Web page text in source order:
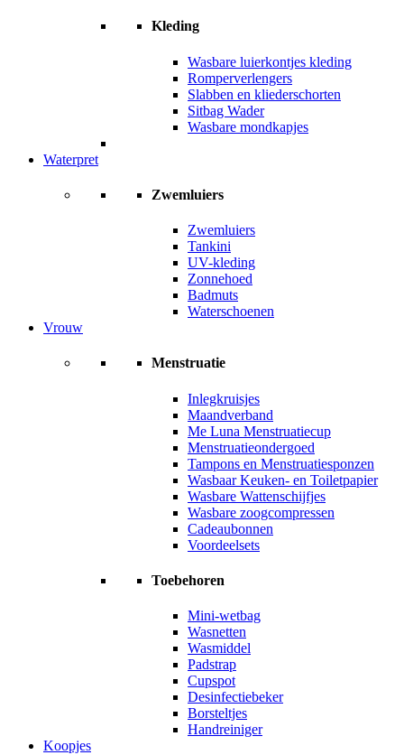
Kleding
Wasbare luierkontjes kleding
Romperverlengers
Slabben en kliederschorten
Sitbag Wader
Wasbare mondkapjes
Waterpret
Zwemluiers
Zwemluiers
Tankini
UV-kleding
Zonnehoed
Badmuts
Waterschoenen
Vrouw
Menstruatie
Inlegkruisjes
Maandverband
Me Luna Menstruatiecup
Menstruatieondergoed
Tampons en Menstruatiesponzen
Wasbaar Keuken- en Toiletpapier
Wasbare Wattenschijfjes
Wasbare zoogcompressen
Cadeaubonnen
Voordeelsets
Toebehoren
Mini-wetbag
Wasnetten
Wasmiddel
Padstrap
Cupspot
Desinfectiebeker
Borsteltjes
Handreiniger
Koopjes